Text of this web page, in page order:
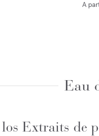
A
Eau
Extraits